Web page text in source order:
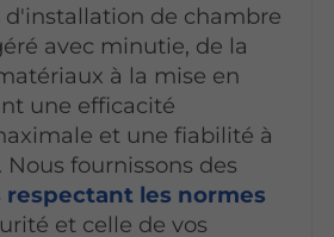
d'installation de chambre
avec minutie, de la
à la mise en
une efficacité
et une fiabilité à
Nous fournissons des
les normes
et celle de vos